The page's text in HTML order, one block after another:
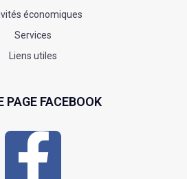
économiques
Services
Liens utiles
PAGE FACEBOOK